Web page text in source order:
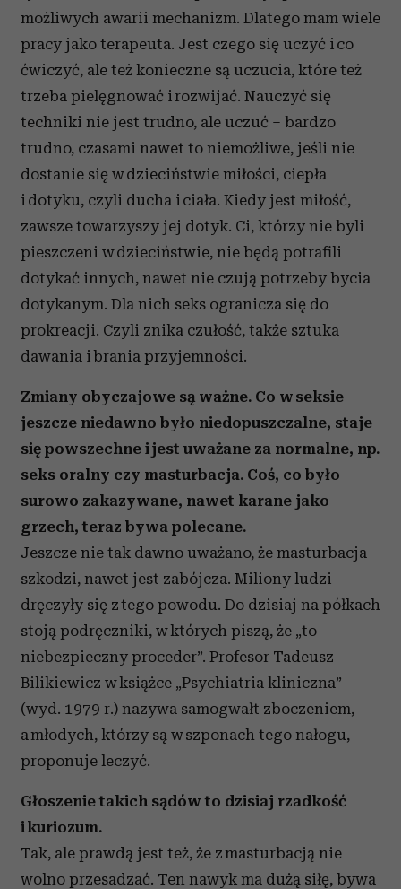
możliwych awarii mechanizm. Dlatego mam wiele
pracy jako terapeuta. Jest czego się uczyć i co
ćwiczyć, ale też konieczne są uczucia, które też
trzeba pielęgnować i rozwijać. Nauczyć się
techniki nie jest trudno, ale uczuć – bardzo
trudno, czasami nawet to niemożliwe, jeśli nie
dostanie się w dzieciństwie miłości, ciepła
i dotyku, czyli ducha i ciała. Kiedy jest miłość,
zawsze towarzyszy jej dotyk. Ci, którzy nie byli
pieszczeni w dzieciństwie, nie będą potrafili
dotykać innych, nawet nie czują potrzeby bycia
dotykanym. Dla nich seks ogranicza się do
prokreacji. Czyli znika czułość, także sztuka
dawania i brania przyjemności.
Zmiany obyczajowe są ważne. Co w seksie
jeszcze niedawno było niedopuszczalne, staje
się powszechne i jest uważane za normalne, np.
seks oralny czy masturbacja. Coś, co było
surowo zakazywane, nawet karane jako
grzech, teraz bywa polecane.
Jeszcze nie tak dawno uważano, że masturbacja
szkodzi, nawet jest zabójcza. Miliony ludzi
dręczyły się z tego powodu. Do dzisiaj na półkach
stoją podręczniki, w których piszą, że „to
niebezpieczny proceder”. Profesor Tadeusz
Bilikiewicz w książce „Psychiatria kliniczna”
(wyd. 1979 r.) nazywa samogwałt zboczeniem,
a młodych, którzy są w szponach tego nałogu,
proponuje leczyć.
Głoszenie takich sądów to dzisiaj rzadkość
i kuriozum.
Tak, ale prawdą jest też, że z masturbacją nie
wolno przesadzać. Ten nawyk ma dużą siłę, bywa